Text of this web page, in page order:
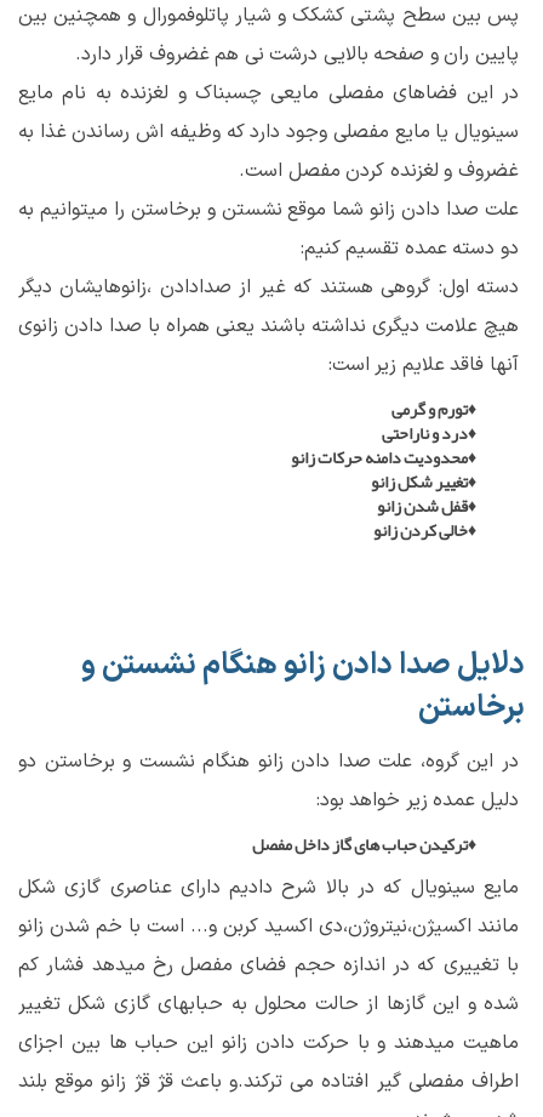
پس بین سطح پشتی کشکک و شیار پاتلوفمورال و همچنین بین
پایین ران و صفحه بالایی درشت نی هم غضروف قرار دارد.
در این فضاهای مفصلی مایعی چسبناک و لغزنده به نام مایع
سینویال یا مایع مفصلی وجود دارد که وظیفه اش رساندن غذا به
غضروف و لغزنده کردن مفصل است.
علت صدا دادن زانو شما موقع نشستن و برخاستن را میتوانیم به
دو دسته عمده تقسیم کنیم:
دسته اول: گروهی هستند که غیر از صدادادن ،زانوهایشان دیگر
هیچ علامت دیگری نداشته باشند یعنی همراه با صدا دادن زانوی
آنها فاقد علایم زیر است:
♦تورم و گرمی
♦درد و ناراحتی
♦محدودیت دامنه حرکات زانو
♦تغییر شکل زانو
♦قفل شدن زانو
♦خالی کردن زانو
دلایل صدا دادن زانو هنگام نشستن و
برخاستن
در این گروه، علت صدا دادن زانو هنگام نشست و برخاستن دو
دلیل عمده زیر خواهد بود:
♦ترکیدن حباب های گاز داخل مفصل
مایع سینویال که در بالا شرح دادیم دارای عناصری گازی شکل
مانند اکسیژن،نیتروژن،دی اکسید کربن و... است با خم شدن زانو
با تغییری که در اندازه حجم فضای مفصل رخ میدهد فشار کم
شده و این گازها از حالت محلول به حبابهای گازی شکل تغییر
ماهیت میدهند و با حرکت دادن زانو این حباب ها بین اجزای
اطراف مفصلی گیر افتاده می ترکند.و باعث قژ قژ زانو موقع بلند